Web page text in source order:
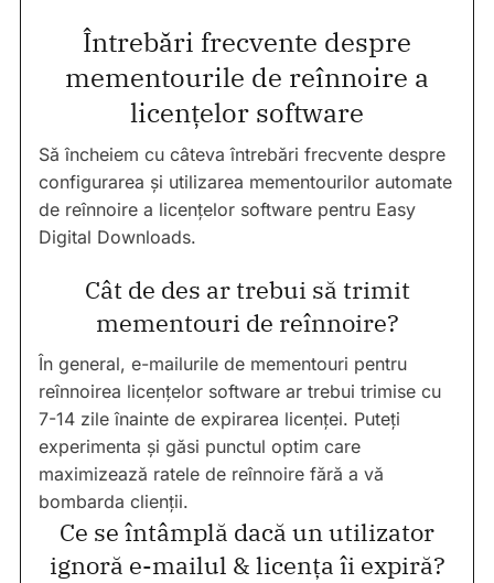
Întrebări frecvente despre
mementourile de reînnoire a
licențelor software
Să încheiem cu câteva întrebări frecvente despre
configurarea și utilizarea mementourilor automate
de reînnoire a licențelor software pentru Easy
Digital Downloads.
Cât de des ar trebui să trimit
mementouri de reînnoire?
În general, e-mailurile de mementouri pentru
reînnoirea licențelor software ar trebui trimise cu
7-14 zile înainte de expirarea licenței. Puteți
experimenta și găsi punctul optim care
maximizează ratele de reînnoire fără a vă
bombarda clienții.
Ce se întâmplă dacă un utilizator
ignoră e-mailul & licența îi expiră?